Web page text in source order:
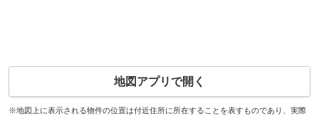
地図アプリで開く
※地図上に表示される物件の位置は付近住所に所在することを表すものであり、実際